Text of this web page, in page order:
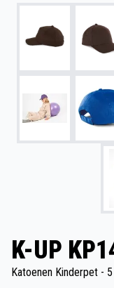
K-UP
Katoenen Kinderpet -